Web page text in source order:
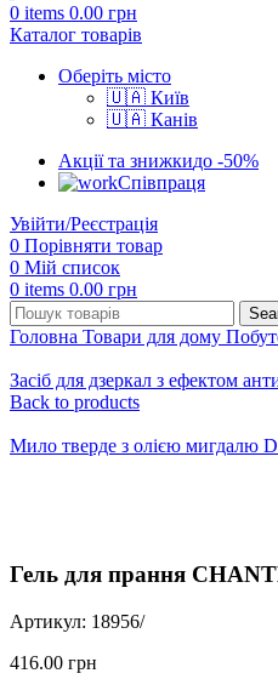
0 items 0.00 грн
Каталог товарів
Оберіть місто
🇺🇦 Київ
🇺🇦 Канів
Акції та знижкидо -50%
Співпраця
Увійти/Реєстрація
0 Порівняти товар
0 Мій список
0 items 0.00 грн
Головна Товари для дому
Засіб для дзеркал з ефектом
Back to products
Мило тверде з олією мигдалю
Гель для прання
Артикул: 18956/
416.00 грн